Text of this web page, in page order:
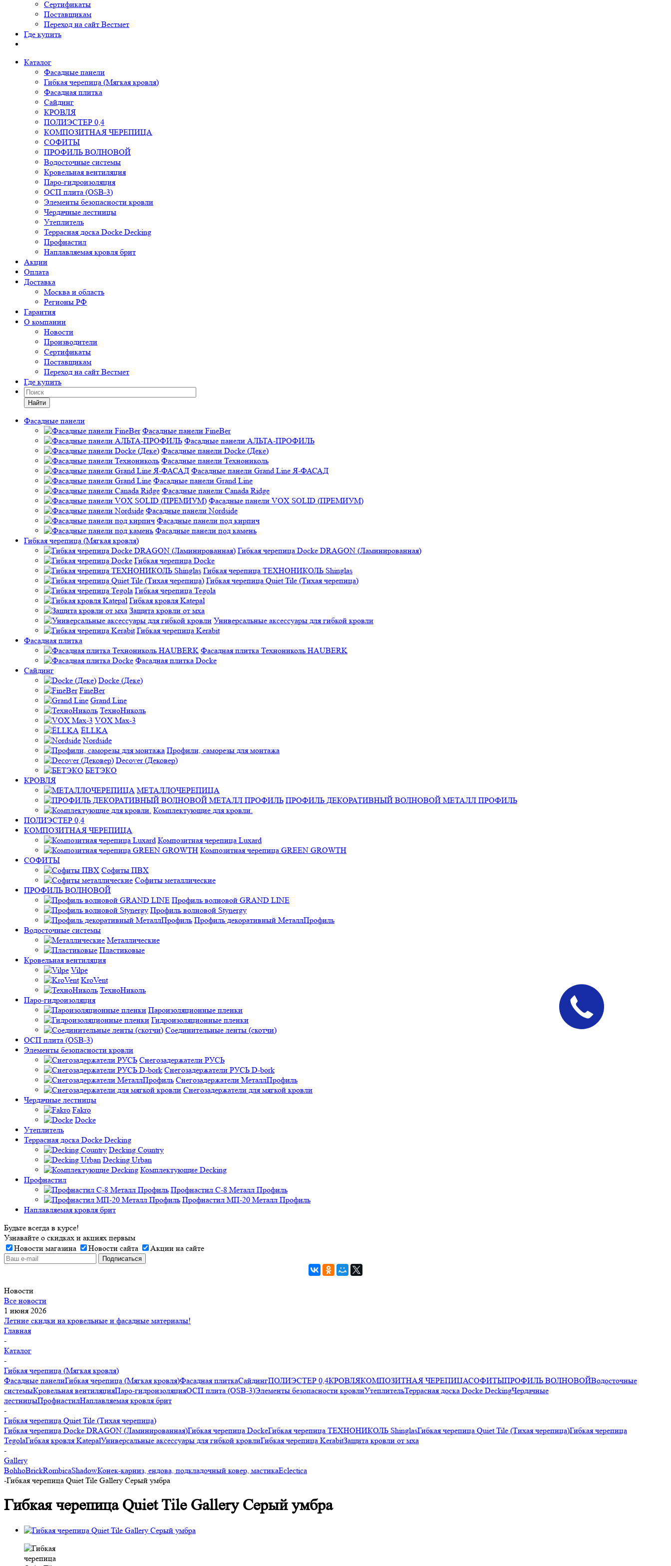
Сертификаты
Поставщикам
Переход на сайт Вестмет
Где купить
Каталог
Фасадные панели
Гибкая черепица (Мягкая кровля)
Фасадная плитка
Сайдинг
КРОВЛЯ
ПОЛИЭСТЕР 0,4
КОМПОЗИТНАЯ ЧЕРЕПИЦА
СОФИТЫ
ПРОФИЛЬ ВОЛНОВОЙ
Водосточные системы
Кровельная вентиляция
Паро-гидроизоляция
ОСП плита (OSB-3)
Элементы безопасности кровли
Чердачные лестницы
Утеплитель
Террасная доска Docke Decking
Профнастил
Наплавляемая кровля брит
Акции
Оплата
Доставка
Москва и область
Регионы РФ
Гарантия
О компании
Новости
Производители
Сертификаты
Поставщикам
Переход на сайт Вестмет
Где купить
Найти
Фасадные панели
Фасадные панели FineBer
Фасадные панели АЛЬТА-ПРОФИЛЬ
Фасадные панели Docke (Деке)
Фасадные панели Технониколь
Фасадные панели Grand Line Я-ФАСАД
Фасадные панели Grand Line
Фасадные панели Canada Ridge
Фасадные панели VOX SOLID (ПРЕМИУМ)
Фасадные панели Nordside
Фасадные панели под кирпич
Фасадные панели под камень
Гибкая черепица (Мягкая кровля)
Гибкая черепица Docke DRAGON (Ламинированная)
Гибкая черепица Docke
Гибкая черепица ТЕХНОНИКОЛЬ Shinglas
Гибкая черепица Quiet Tile (Тихая черепица)
Гибкая черепица Tegola
Гибкая кровля Katepal
Защита кровли от мха
Универсальные аксессуары для гибкой кровли
Гибкая черепица Kerabit
Фасадная плитка
Фасадная плитка Технониколь HAUBERK
Фасадная плитка Docke
Сайдинг
Docke (Деке)
FineBer
Grand Line
ТехноНиколь
VOX Max-3
ЁLLKA
Nordside
Профили, саморезы для монтажа
Decover (Дековер)
БЕТЭКО
КРОВЛЯ
МЕТАЛЛОЧЕРЕПИЦА
ПРОФИЛЬ ДЕКОРАТИВНЫЙ ВОЛНОВОЙ МЕТАЛЛ ПРОФИЛЬ
Комплектующие для кровли.
ПОЛИЭСТЕР 0,4
КОМПОЗИТНАЯ ЧЕРЕПИЦА
Композитная черепица Luxard
Композитная черепица GREEN GROWTH
СОФИТЫ
Софиты ПВХ
Софиты металлические
ПРОФИЛЬ ВОЛНОВОЙ
Профиль волновой GRAND LINE
Профиль волновой Stynergy
Профиль декоративный МеталлПрофиль
Водосточные системы
Металлические
Пластиковые
Кровельная вентиляция
Vilpe
KroVent
ТехноНиколь
Паро-гидроизоляция
Пароизоляционные пленки
Гидроизоляционные пленки
Соединительные ленты (скотчи)
ОСП плита (OSB-3)
Элементы безопасности кровли
Снегозадержатели РУСЬ
Снегозадержатели РУСЬ D-bork
Снегозадержатели МеталлПрофиль
Снегозадержатели для мягкой кровли
Чердачные лестницы
Fakro
Docke
Утеплитель
Террасная доска Docke Decking
Decking Country
Decking Urban
Комплектующие Decking
Профнастил
Профнастил C-8 Металл Профиль
Профнастил МП-20 Металл Профиль
Наплавляемая кровля брит
Будьте всегда в курсе!
Узнавайте о скидках и акциях первым
Новости магазина
Новости сайта Акции на сайте
Новости
Все новости
1 июня 2026
Летние скидки на кровельные и фасадные материалы!
Главная
-
Каталог
-
Гибкая черепица (Мягкая кровля)
Фасадные панелиГибкая черепица (Мягкая кровля)Фасадная плиткаСайдингПОЛИЭСТЕР 0,4КРОВЛЯКОМПОЗИТНАЯ ЧЕРЕПИЦАСОФИТЫПРОФИЛЬ ВОЛНОВОЙВодосточные
системыКровельная вентиляцияПаро-гидроизоляцияОСП плита (OSB-3)Элементы безопасности кровлиУтеплительТеррасная доска Docke DeckingЧердачные
лестницыПрофнастилНаплавляемая кровля брит
-
Гибкая черепица Quiet Tile (Тихая черепица)
Гибкая черепица Docke DRAGON (Ламинированная)Гибкая черепица DockeГибкая черепица ТЕХНОНИКОЛЬ ShinglasГибкая черепица Quiet Tile (Тихая черепица)Гибкая черепица
TegolaГибкая кровля KatepalУниверсальные аксессуары для гибкой кровлиГибкая черепица KerabitЗащита кровли от мха
-
Gallery
BohhoBrickRombicaShadowКонек-карниз, ендова, подкладочный ковер, мастикаEclectica
-Гибкая черепица Quiet Tile Gallery Серый умбра
Гибкая черепица Quiet Tile Gallery Серый умбра